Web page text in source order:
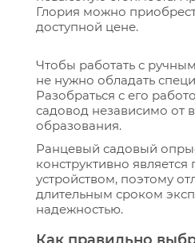
Глория можно
доступной цене.
Чтобы работать с
не нужно обладать
Разобраться с его
садовод независимо от
образования.
Ранцевый садовый
конструктивно
устройством, поэтому
длительным сроком
надежностью.